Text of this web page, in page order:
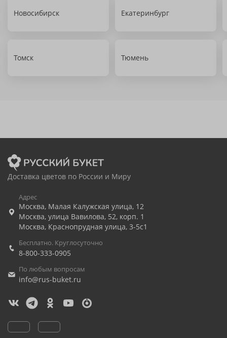
Новосибирск Екатеринбург
Томск Тюмень
Доставка цветов по России и Миру
Адрес
Москва, Малая Калужская улица, 12
Москва, улица Вавилова, 52, корп. 1
Москва, Краснопрудная улица, 3-5с1
Бесплатно. Круглосуточно
8-800-333-0905
По любым вопросам
info@rus-buket.ru